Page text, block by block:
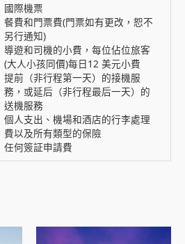
國際機票
餐費和門票費(門票如有更改，恕不
另行通知)
導遊和司機的小費，每位佔位旅客
(大人小孩同價)每日12 美元小費
提前（非行程第一天）的接機服
務，或延后（非行程最后一天）的
送機服務
個人支出、機場和酒店的行李處理
費以及所有類型的保險
任何簽証申請費